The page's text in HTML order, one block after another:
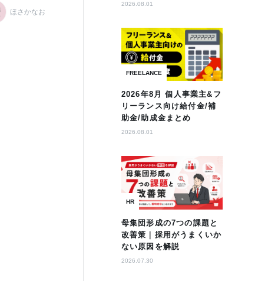
ほさかなお
2026.08.01
FREELANCE
2026年8月 個人事業主&フ
リーランス向け給付金/補
助金/助成金まとめ
2026.08.01
HR
母集団形成の7つの課題と
改善策｜採用がうまくいか
ない原因を解説
2026.07.30